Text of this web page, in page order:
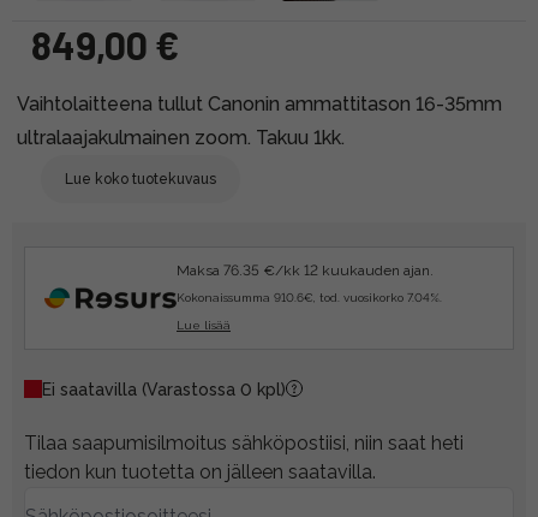
849,00 €
Vaihtolaitteena tullut Canonin ammattitason 16-35mm
ultralaajakulmainen zoom. Takuu 1kk.
Lue koko tuotekuvaus
Maksa 76.35 €/kk 12 kuukauden ajan.
Kokonaissumma 910.6€, tod. vuosikorko 7.04%.
Lue lisää
Ei saatavilla (Varastossa 0 kpl)
Tilaa saapumisilmoitus sähköpostiisi, niin saat heti
tiedon kun tuotetta on jälleen saatavilla.